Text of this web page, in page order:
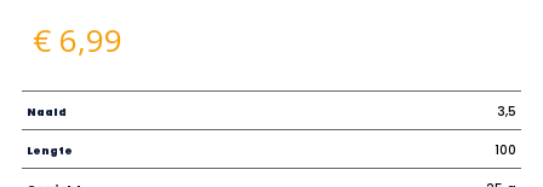
€6,99
Naald 3,5
Lengte 100